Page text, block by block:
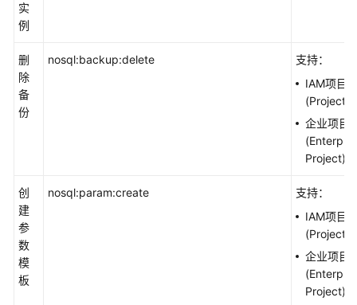
实
例
删
除
备
份
nosql:backup:delete
支持：
IAM项目
(Project)
企业项目
Project)
创
建
参
数
模
板
nosql:param:create
支持：
IAM项目
(Project)
企业项目
Project)